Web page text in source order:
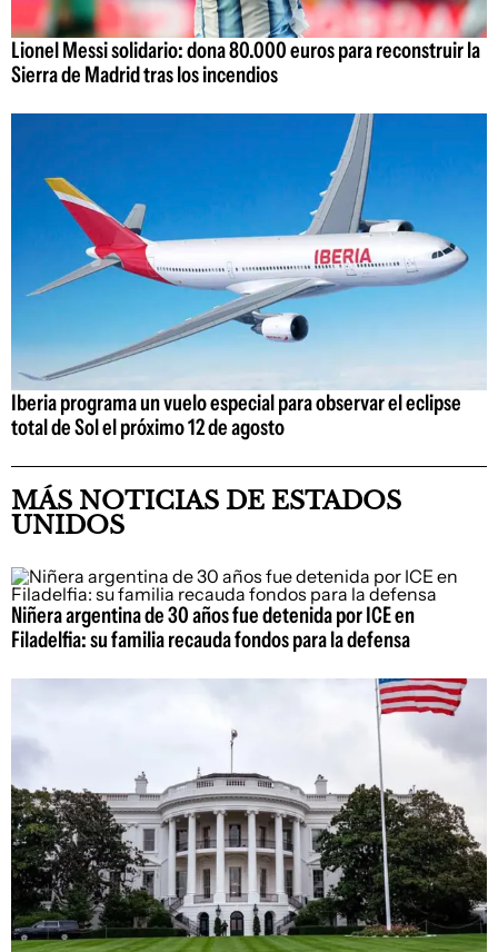
Lionel Messi solidario: dona 80.000 euros para reconstruir la
Sierra de Madrid tras los incendios
Iberia programa un vuelo especial para observar el eclipse
total de Sol el próximo 12 de agosto
MÁS NOTICIAS DE ESTADOS
UNIDOS
Niñera argentina de 30 años fue detenida por ICE en
Filadelfia: su familia recauda fondos para la defensa